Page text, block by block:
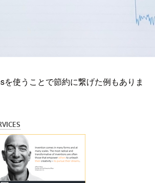
を使うことで節約に繋げた例もありま